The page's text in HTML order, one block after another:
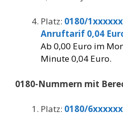
Platz: 0180/
Anruftarif 0,04
Ab 0,00 Euro im
Minute 0,04 Euro.
0180-Nummern mit
Platz: 0180/